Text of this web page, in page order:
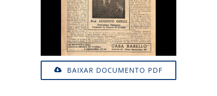
BAIXAR DOCUMENTO PDF